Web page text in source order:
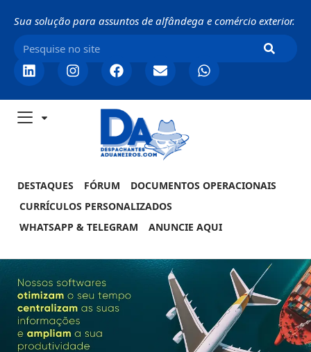
Sua solução para assuntos de alfândega e comércio exterior.
DESTAQUES FÓRUM
DOCUMENTOS OPERACIONAIS
CURRÍCULOS PERSONALIZADOS
WHATSAPP & TELEGRAM
ANUNCIE AQUI